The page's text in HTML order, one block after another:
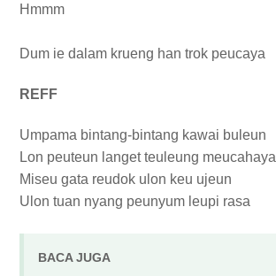
Hmmm
Dum ie dalam krueng han trok peucaya
REFF
Umpama bintang-bintang kawai buleun
Lon peuteun langet teuleung meucahaya
Miseu gata reudok ulon keu ujeun
Ulon tuan nyang peunyum leupi rasa
BACA JUGA